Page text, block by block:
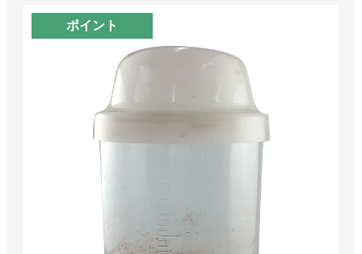
ポイント